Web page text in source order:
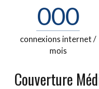
000
connexions internet /
mois
Couverture